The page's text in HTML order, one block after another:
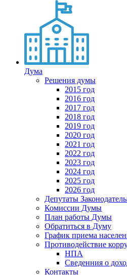
Дума
Решения думы
2015 год
2016 год
2017 год
2018 год
2019 год
2020 год
2021 год
2022 год
2023 год
2024 год
2025 год
2026 год
Депутаты
Комиссии Думы
План работы Думы
Обратиться в Думу
График приема
Противодействие
НПА
Сведенния о
Контакты